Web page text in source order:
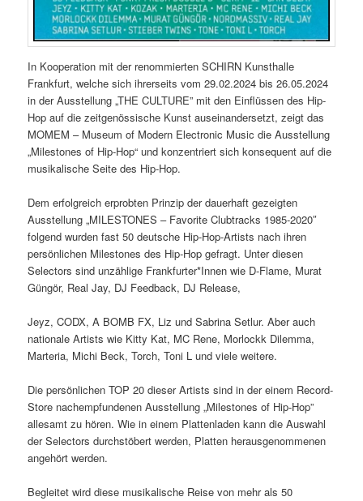
In Kooperation mit der renommierten SCHIRN Kunsthalle
Frankfurt, welche sich ihrerseits vom 29.02.2024 bis 26.05.2024
in der Ausstellung „THE CULTURE” mit den Einflüssen des Hip-
Hop auf die zeitgenössische Kunst auseinandersetzt, zeigt das
MOMEM – Museum of Modern Electronic Music die Ausstellung
„Milestones of Hip-Hop“ und konzentriert sich konsequent auf die
musikalische Seite des Hip-Hop.
Dem erfolgreich erprobten Prinzip der dauerhaft gezeigten
Ausstellung „MILESTONES – Favorite Clubtracks 1985-2020″
folgend wurden fast 50 deutsche Hip-Hop-Artists nach ihren
persönlichen Milestones des Hip-Hop gefragt. Unter diesen
Selectors sind unzählige Frankfurter*Innen wie D-Flame, Murat
Güngör, Real Jay, DJ Feedback, DJ Release,
Jeyz, CODX, A BOMB FX, Liz und Sabrina Setlur. Aber auch
nationale Artists wie Kitty Kat, MC Rene, Morlockk Dilemma,
Marteria, Michi Beck, Torch, Toni L und viele weitere.
Die persönlichen TOP 20 dieser Artists sind in der einem Record-
Store nachempfundenen Ausstellung „Milestones of Hip-Hop”
allesamt zu hören. Wie in einem Plattenladen kann die Auswahl
der Selectors durchstöbert werden, Platten herausgenommenen
angehört werden.
Begleitet wird diese musikalische Reise von mehr als 50